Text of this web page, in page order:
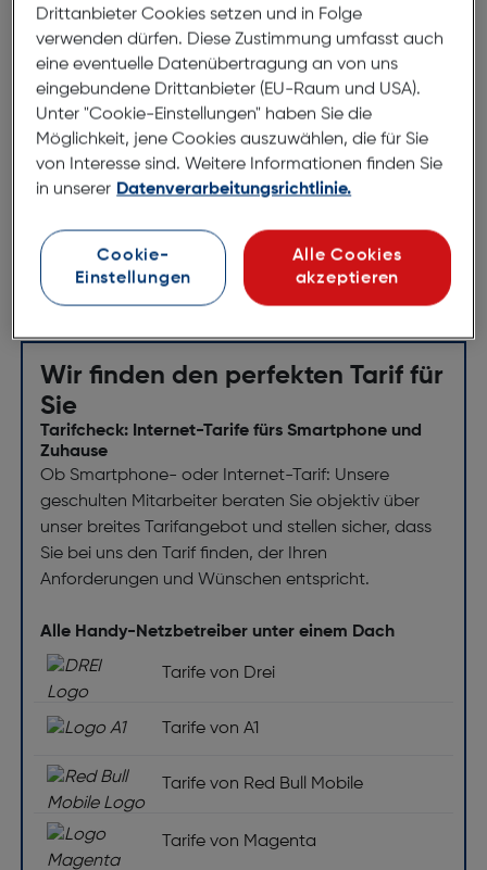
IOMI Reiselader
Klares Design
Kein lästiges Kabelsuchen
Knickschutz verhindert Kabelbruch
Stabiles Gehäuse mit Metallring
Leistung 12W (Max.)
Wir finden den perfekten Tarif für
Sie
Tarifcheck: Internet-Tarife fürs Smartphone und
Zuhause
Ob Smartphone- oder Internet-Tarif: Unsere
geschulten Mitarbeiter beraten Sie objektiv über
unser breites Tarifangebot und stellen sicher, dass
Sie bei uns den Tarif finden, der Ihren
Anforderungen und Wünschen entspricht.
Alle Handy-Netzbetreiber unter einem Dach
Tarife von Drei
Tarife von A1
Tarife von Red Bull Mobile
Tarife von Magenta
Drittanbieter Cookies setzen und in Folge
verwenden dürfen. Diese Zustimmung umfasst auch
eine eventuelle Datenübertragung an von uns
eingebundene Drittanbieter (EU-Raum und USA).
Unter "Cookie-Einstellungen" haben Sie die
Möglichkeit, jene Cookies auszuwählen, die für Sie
von Interesse sind. Weitere Informationen finden Sie
in unserer Datenverarbeitungsrichtlinie.
Cookie-
Einstellungen
Alle Cookies
akzeptieren